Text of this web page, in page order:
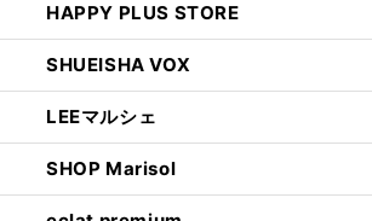
HAPPY PLUS STORE
SHUEISHA VOX
LEEマルシェ
SHOP Marisol